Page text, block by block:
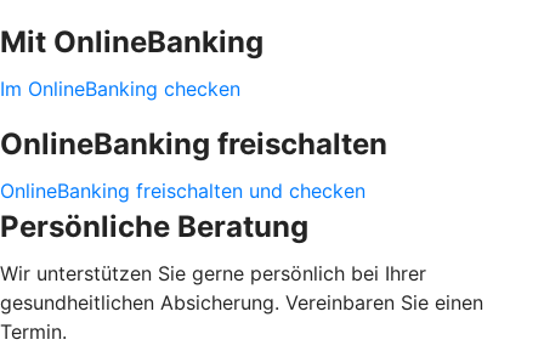
Mit OnlineBanking
Im OnlineBanking checken
OnlineBanking freischalten
OnlineBanking freischalten und checken
Persönliche Beratung
Wir unterstützen Sie gerne persönlich bei Ihrer
gesundheitlichen Absicherung. Vereinbaren Sie einen
Termin.